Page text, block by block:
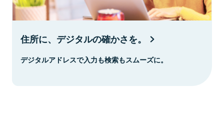
住所に、デジタルの確かさを。
デジタルアドレスで入力も検索もスムーズに。